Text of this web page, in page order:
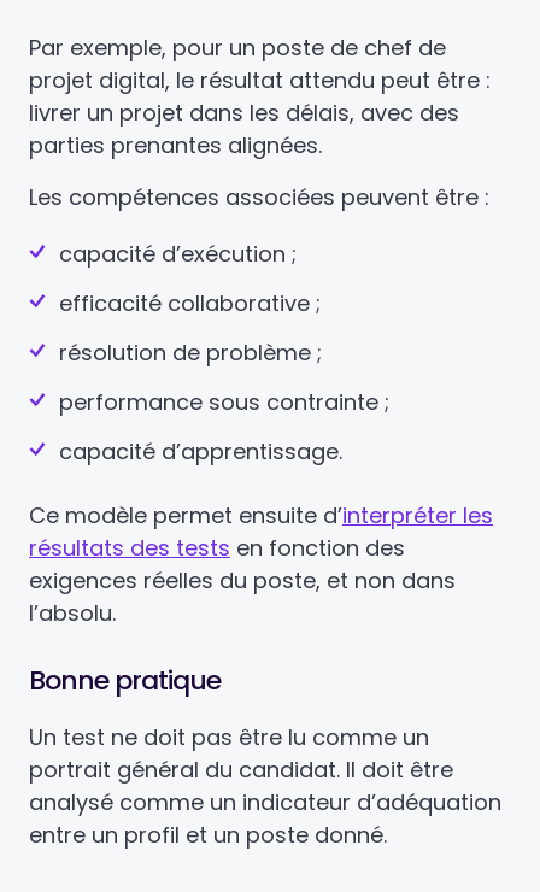
Par exemple, pour un poste de chef de
projet digital, le résultat attendu peut être :
livrer un projet dans les délais, avec des
parties prenantes alignées.
Les compétences associées peuvent être :
capacité d’exécution ;
efficacité collaborative ;
résolution de problème ;
performance sous contrainte ;
capacité d’apprentissage.
Ce modèle permet ensuite d’interpréter les
résultats des tests en fonction des
exigences réelles du poste, et non dans
l’absolu.
Bonne pratique
Un test ne doit pas être lu comme un
portrait général du candidat. Il doit être
analysé comme un indicateur d’adéquation
entre un profil et un poste donné.